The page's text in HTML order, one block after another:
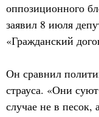
оппозиционного
заявил 8 июля
«Гражданский
Он сравнил
страуса. «Они
случае не в песок,